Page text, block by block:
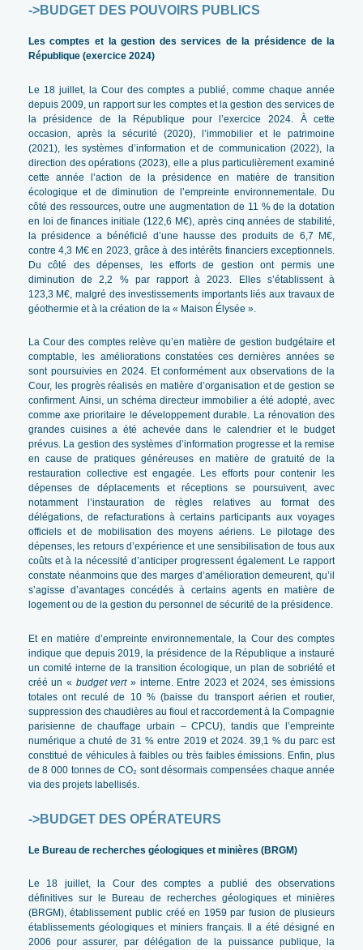
->BUDGET DES POUVOIRS PUBLICS
Les comptes et la gestion des services de la présidence de la
République (exercice 2024)
Le 18 juillet, la Cour des comptes a publié, comme chaque année
depuis 2009, un rapport sur les comptes et la gestion des services de
la présidence de la République pour l’exercice 2024. À cette
occasion, après la sécurité (2020), l’immobilier et le patrimoine
(2021), les systèmes d’information et de communication (2022), la
direction des opérations (2023), elle a plus particulièrement examiné
cette année l’action de la présidence en matière de transition
écologique et de diminution de l’empreinte environnementale. Du
côté des ressources, outre une augmentation de 11 % de la dotation
en loi de finances initiale (122,6 M€), après cinq années de stabilité,
la présidence a bénéficié d’une hausse des produits de 6,7 M€,
contre 4,3 M€ en 2023, grâce à des intérêts financiers exceptionnels.
Du côté des dépenses, les efforts de gestion ont permis une
diminution de 2,2 % par rapport à 2023. Elles s’établissent à
123,3 M€, malgré des investissements importants liés aux travaux de
géothermie et à la création de la « Maison Élysée ».
La Cour des comptes relève qu’en matière de gestion budgétaire et
comptable, les améliorations constatées ces dernières années se
sont poursuivies en 2024. Et conformément aux observations de la
Cour, les progrès réalisés en matière d’organisation et de gestion se
confirment. Ainsi, un schéma directeur immobilier a été adopté, avec
comme axe prioritaire le développement durable. La rénovation des
grandes cuisines a été achevée dans le calendrier et le budget
prévus. La gestion des systèmes d’information progresse et la remise
en cause de pratiques généreuses en matière de gratuité de la
restauration collective est engagée. Les efforts pour contenir les
dépenses de déplacements et réceptions se poursuivent, avec
notamment l’instauration de règles relatives au format des
délégations, de refacturations à certains participants aux voyages
officiels et de mobilisation des moyens aériens. Le pilotage des
dépenses, les retours d’expérience et une sensibilisation de tous aux
coûts et à la nécessité d’anticiper progressent également. Le rapport
constate néanmoins que des marges d’amélioration demeurent, qu’il
s’agisse d’avantages concédés à certains agents en matière de
logement ou de la gestion du personnel de sécurité de la présidence.
Et en matière d’empreinte environnementale, la Cour des comptes
indique que depuis 2019, la présidence de la République a instauré
un comité interne de la transition écologique, un plan de sobriété et
créé un « budget vert» interne. Entre 2023 et 2024, ses émissions
totales ont reculé de 10 % (baisse du transport aérien et routier,
suppression des chaudières au fioul et raccordement à la Compagnie
parisienne de chauffage urbain – CPCU), tandis que l’empreinte
numérique a chuté de 31 % entre 2019 et 2024. 39,1 % du parc est
constitué de véhicules à faibles ou très faibles émissions. Enfin, plus
de 8 000 tonnes de CO₂ sont désormais compensées chaque année
via des projets labellisés.
->BUDGET DES OPÉRATEURS
Le Bureau de recherches géologiques et minières (BRGM)
Le 18 juillet, la Cour des comptes a publié des observations
définitives sur le Bureau de recherches géologiques et minières
(BRGM), établissement public créé en 1959 par fusion de plusieurs
établissements géologiques et miniers français. Il a été désigné en
2006 pour assurer, par délégation de la puissance publique, la